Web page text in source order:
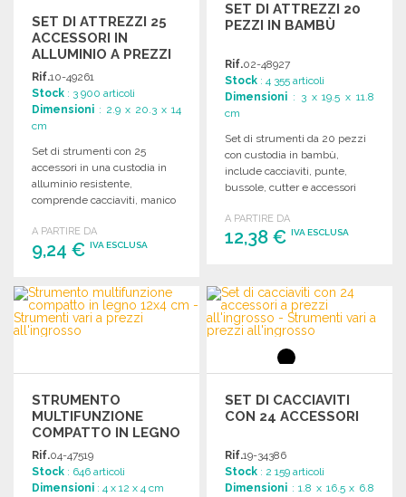
SET DI ATTREZZI 25
ACCESSORI IN
ALLUMINIO A PREZZI
ALL'INGROSSO
Rif.10-49261
Stock : 3 900 articoli
Dimensioni : 2.9 x 20.3 x 14
cm
Set di strumenti con 25
accessori in una custodia in
alluminio resistente,
comprende cacciaviti, manico
A PARTIRE DA
9,24 € IVA ESCLUSA
ORDINARE
Richiedi un preventivo
SET DI ATTREZZI 20
PEZZI IN BAMBÙ
Rif.02-48927
Stock : 4 355 articoli
Dimensioni : 3 x 19.5 x 11.8
cm
Set di strumenti da 20 pezzi
con custodia in bambù,
include cacciaviti, punte,
bussole, cutter e accessori
A PARTIRE DA
12,38 €IVA ESCLUSA
Richiedi un preventivo
STRUMENTO
MULTIFUNZIONE
COMPATTO IN LEGNO
12X4 CM
Rif.04-47519
Stock : 646 articoli
Dimensioni : 4 x 12 x 4 cm
SET DI CACCIAVITI
CON 24 ACCESSORI
Rif.19-34386
Stock : 2 159 articoli
Dimensioni : 1.8 x 16.5 x 6.8